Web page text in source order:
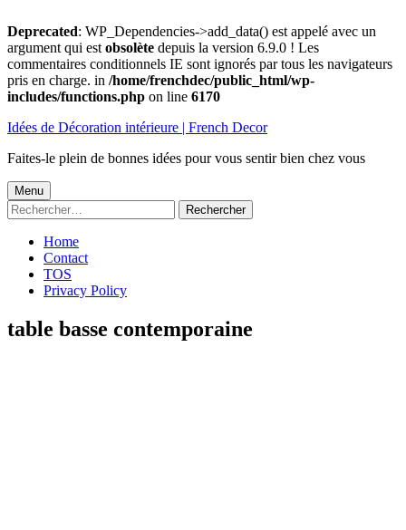
Deprecated: WP_Dependencies->add_data() est appelé avec un
argument qui est obsolète depuis la version 6.9.0 ! Les
commentaires conditionnels IE sont ignorés par tous les navigateurs
pris en charge. in /home/frenchdec/public_html/wp-
includes/functions.php on line 6170
au
Idées de Décoration intérieure | French Decor
Faites-le plein de bonnes idées pour vous sentir bien chez vous
Menu
principal
Menu
Rechercher :
Home
Contact
TOS
Privacy Policy
table basse contemporaine